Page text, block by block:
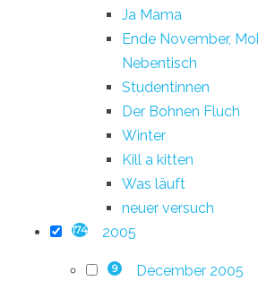
Ja Mama
Ende November,
Nebentisch
Studentinnen
Der Bohnen Fluch
Winter
Kill a kitten
Was läuft
neuer versuch
174 2005
9 December 2005